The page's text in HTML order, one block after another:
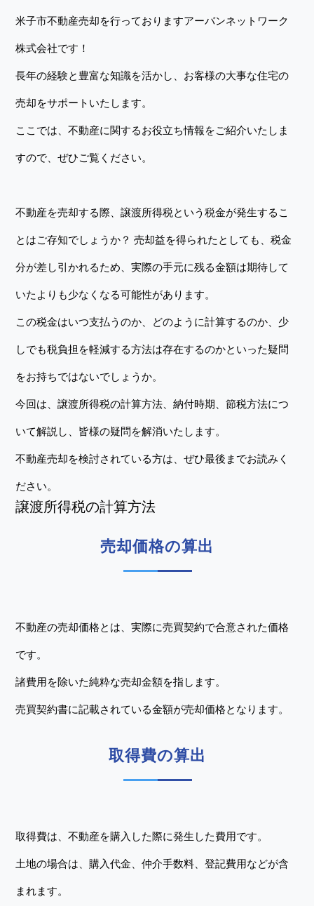
米子市不動産売却を行っておりますアーバンネットワーク
株式会社です！
長年の経験と豊富な知識を活かし、お客様の大事な住宅の
売却をサポートいたします。
ここでは、不動産に関するお役立ち情報をご紹介いたしま
すので、ぜひご覧ください。
不動産を売却する際、譲渡所得税という税金が発生するこ
とはご存知でしょうか？ 売却益を得られたとしても、税金
分が差し引かれるため、実際の手元に残る金額は期待して
いたよりも少なくなる可能性があります。
この税金はいつ支払うのか、どのように計算するのか、少
しでも税負担を軽減する方法は存在するのかといった疑問
をお持ちではないでしょうか。
今回は、譲渡所得税の計算方法、納付時期、節税方法につ
いて解説し、皆様の疑問を解消いたします。
不動産売却を検討されている方は、ぜひ最後までお読みく
ださい。
譲渡所得税の計算方法
売却価格の算出
不動産の売却価格とは、実際に売買契約で合意された価格
です。
諸費用を除いた純粋な売却金額を指します。
売買契約書に記載されている金額が売却価格となります。
取得費の算出
取得費は、不動産を購入した際に発生した費用です。
土地の場合は、購入代金、仲介手数料、登記費用などが含
まれます。